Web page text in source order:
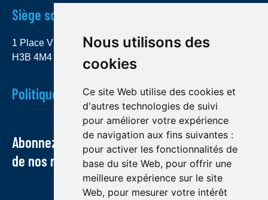
Nous utilisons des
cookies
Ce site Web utilise des cookies et
d'autres technologies de suivi
pour améliorer votre expérience
de navigation aux fins suivantes :
pour activer les fonctionnalités de
base du site Web, pour offrir une
meilleure expérience sur le site
Web, pour mesurer votre intérêt
Siège social
1 Place Ville Marie, bureau 4000 Montréal (Québec)
H3B 4M4
Politique de confidentialité
Abonnez-vous à notre infolettre et recevez
de nos nouvelles par courriel